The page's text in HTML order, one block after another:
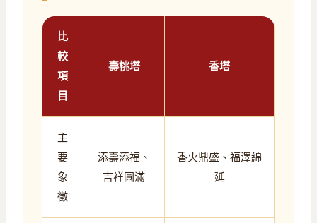
比
較
項
目
壽桃塔 香塔
主
要
象
徵
添壽添福、
吉祥圓滿
香火鼎盛、福澤綿
延